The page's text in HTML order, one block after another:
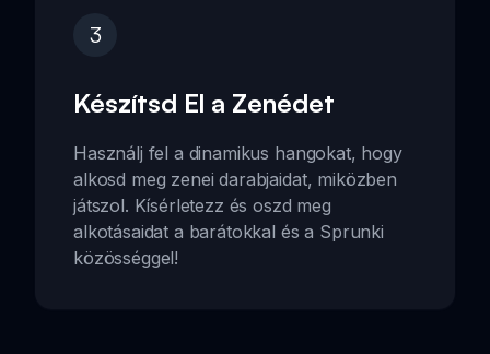
3
Készítsd El a Zenédet
Használj fel a dinamikus hangokat, hogy
alkosd meg zenei darabjaidat, miközben
játszol. Kísérletezz és oszd meg
alkotásaidat a barátokkal és a Sprunki
közösséggel!